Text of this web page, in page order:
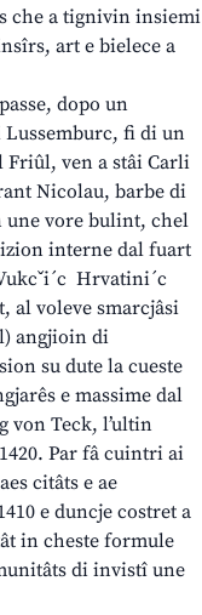
che a tignivin insiemi
art e bielece a
dopo un
Lussemburc, fi di un
Friûl, ven a stâi Carli
Nicolau, barbe di
une vore bulint, chel
interne dal fuart
Hrvatini´c
al voleve smarcjâsi
angjioin di
su dute la cueste
e massime dal
von Teck, l’ultin
Par fâ cuintri ai
citâts e ae
e duncje costret a
in cheste formule
di invistî une